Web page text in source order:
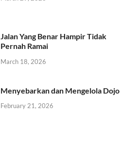
Jalan Yang Benar Hampir Tidak
Pernah Ramai
March 18, 2026
Menyebarkan dan Mengelola Dojo
February 21, 2026